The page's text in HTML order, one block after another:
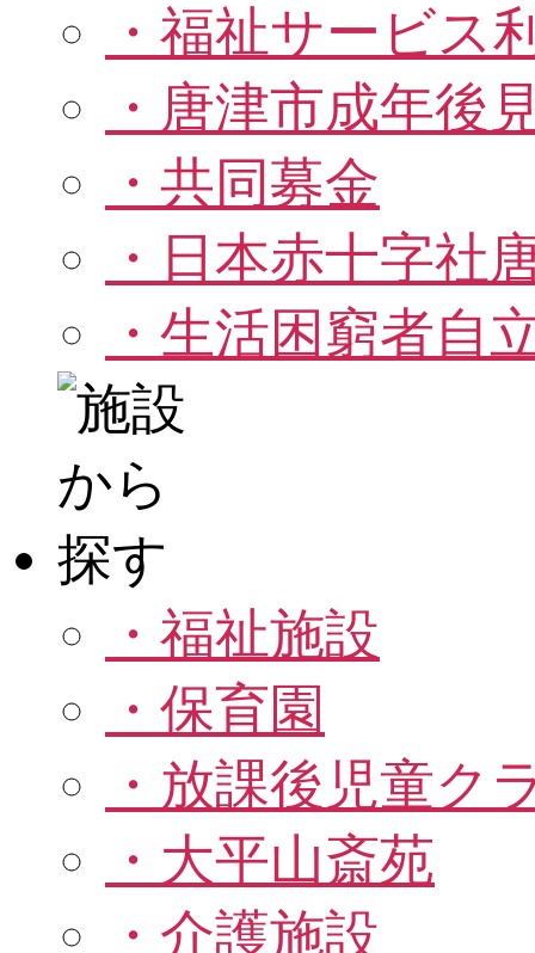
・福祉サービス
・唐津市成年後
・共同募金
・日本赤十字社
・生活困窮者自
・福祉施設
・保育園
・放課後児童ク
・大平山斎苑
・介護施設